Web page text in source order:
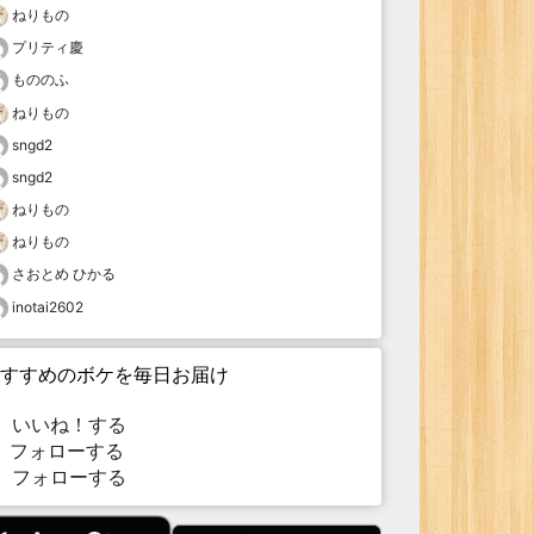
ねりもの
プリティ慶
もののふ
ねりもの
sngd2
sngd2
ねりもの
ねりもの
さおとめ ひかる
inotai2602
すめのボケを毎日お届け
いいね！する
ォローする
フォローする